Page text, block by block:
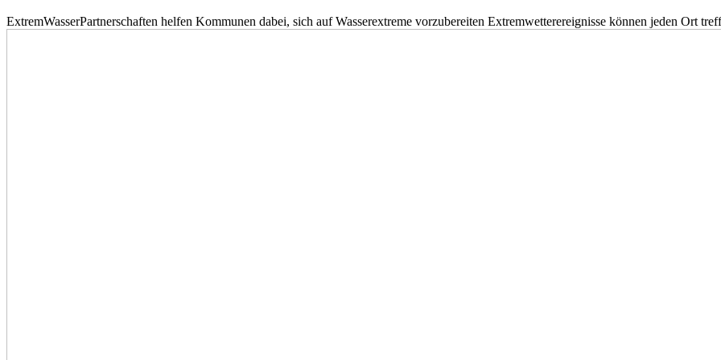
ExtremWasserPartnerschaften helfen Kommunen dabei, sich auf Wasserextreme vorzubereiten Extremwetterereignisse können jeden Ort